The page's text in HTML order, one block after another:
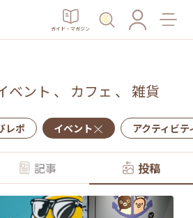
ガイド・マガジン
ベント 、 カフェ 、 雑貨
レポ イベント アクティビテ
記事 投稿